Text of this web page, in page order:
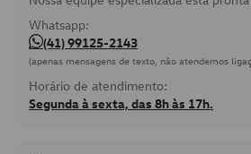
Whatsapp:
(41) 99125-2143
(apenas mensagens de texto, não atendemos
Horário de atendimento:
Segunda à sexta, das 8h às 17h.